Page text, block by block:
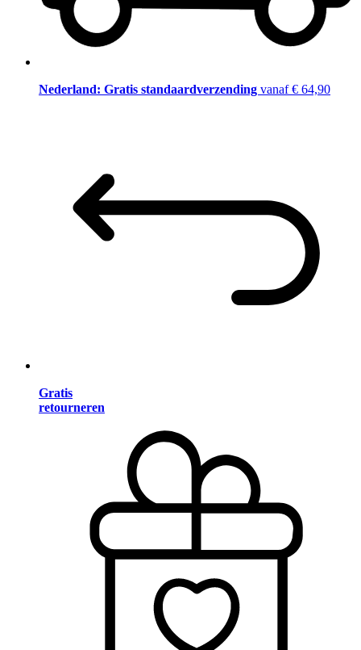
Nederland: Gratis standaardverzending vanaf € 64,90
Gratis
retourneren